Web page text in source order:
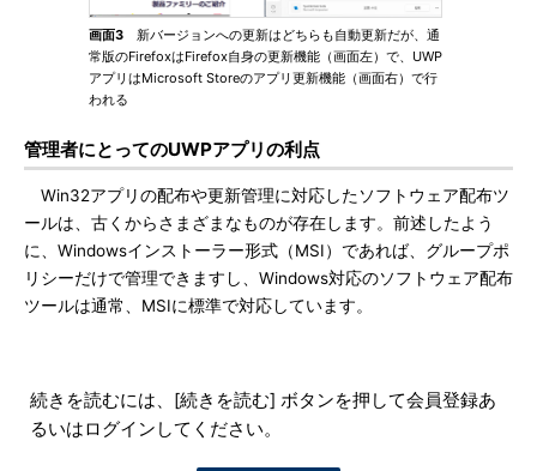
画面3 新バージョンへの更新はどちらも自動更新だが、通
常版のFirefoxはFirefox自身の更新機能（画面左）で、UWP
アプリはMicrosoft Storeのアプリ更新機能（画面右）で行
われる
管理者にとってのUWPアプリの利点
Win32アプリの配布や更新管理に対応したソフトウェア配布ツ
ールは、古くからさまざまなものが存在します。前述したよう
に、Windowsインストーラー形式（MSI）であれば、グループポ
リシーだけで管理できますし、Windows対応のソフトウェア配布
ツールは通常、MSIに標準で対応しています。
続きを読むには、[続きを読む] ボタンを押して会員登録あ
るいはログインしてください。